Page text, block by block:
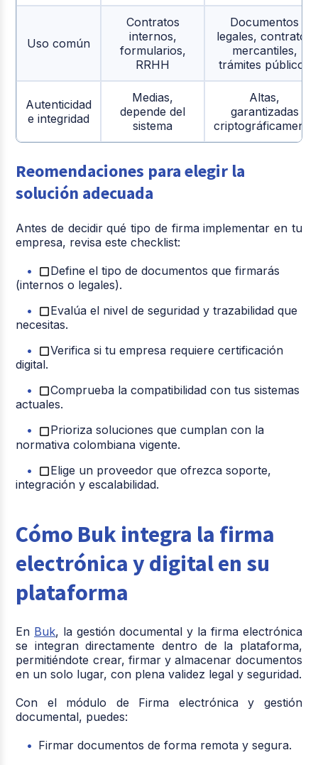
Uso común
Contratos
internos,
formularios,
RRHH
Documentos
legales, contratos
mercantiles,
trámites públicos
Autenticidad
e integridad
Medias,
depende del
sistema
Altas,
garantizadas
criptográficamente
Reomendaciones para elegir la
solución adecuada
Antes de decidir qué tipo de firma implementar en tu
empresa, revisa este checklist:
Define el tipo de documentos que firmarás
(internos o legales).
Evalúa el nivel de seguridad y trazabilidad que
necesitas.
Verifica si tu empresa requiere certificación
digital.
Comprueba la compatibilidad con tus sistemas
actuales.
Prioriza soluciones que cumplan con la
normativa colombiana vigente.
Elige un proveedor que ofrezca soporte,
integración y escalabilidad.
Cómo Buk integra la firma
electrónica y digital en su
plataforma
En Buk, la gestión documental y la firma electrónica
se integran directamente dentro de la plataforma,
permitiéndote crear, firmar y almacenar documentos
en un solo lugar, con plena validez legal y seguridad.
Con el módulo de Firma electrónica y gestión
documental, puedes:
Firmar documentos de forma remota y segura.